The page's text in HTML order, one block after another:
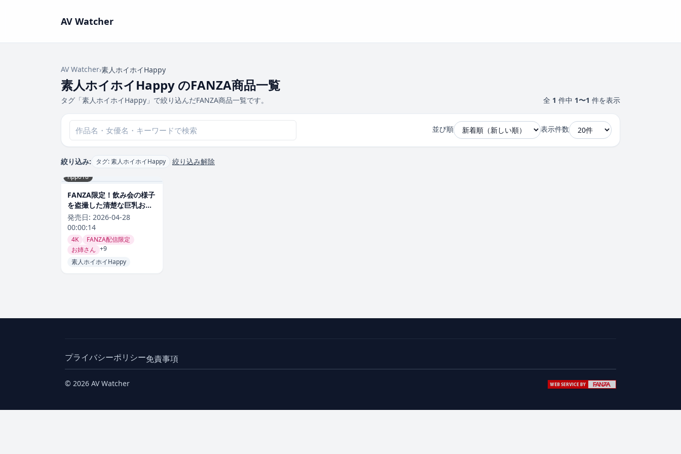
AV Watcher
AV Watcher›素人ホイホイHappy
素人ホイホイHappy のFANZA商品一覧
タグ「素人ホイホイHappy」で絞り込んだFANZA商品一覧です。 全 1 件中 1〜1 件を表示
並び順 表示件数
絞り込み: タグ: 素人ホイホイHappy 絞り込み解除
hpp018
FANZA限定！飲み会の様子
を盗撮した清楚な巨乳お姉
さんの魅力
発売日: 2026-04-28
00:00:14
4K
FANZA配信限定
お姉さん +9
素人ホイホイHappy
プライバシーポリシー免責事項
© 2026 AV Watcher